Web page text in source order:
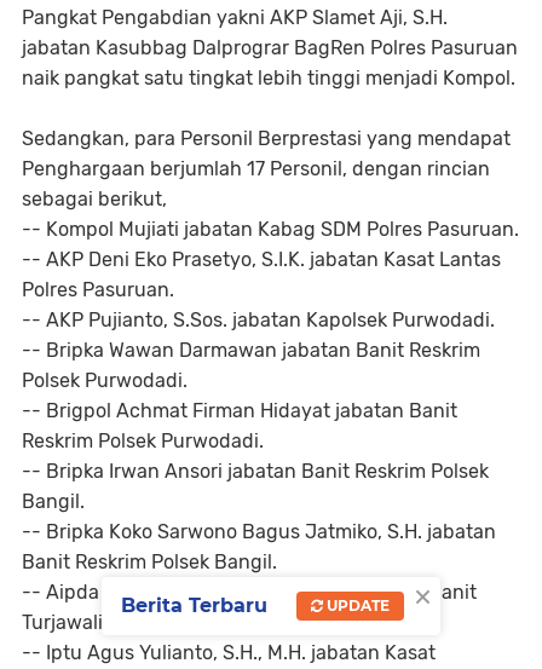
Pangkat Pengabdian yakni AKP Slamet Aji, S.H.
jabatan Kasubbag Dalprograr BagRen Polres Pasuruan
naik pangkat satu tingkat lebih tinggi menjadi Kompol.
Sedangkan, para Personil Berprestasi yang mendapat
Penghargaan berjumlah 17 Personil, dengan rincian
sebagai berikut,
-- Kompol Mujiati jabatan Kabag SDM Polres Pasuruan.
-- AKP Deni Eko Prasetyo, S.I.K. jabatan Kasat Lantas
Polres Pasuruan.
-- AKP Pujianto, S.Sos. jabatan Kapolsek Purwodadi.
-- Bripka Wawan Darmawan jabatan Banit Reskrim
Polsek Purwodadi.
-- Brigpol Achmat Firman Hidayat jabatan Banit
Reskrim Polsek Purwodadi.
-- Bripka Irwan Ansori jabatan Banit Reskrim Polsek
Bangil.
-- Bripka Koko Sarwono Bagus Jatmiko, S.H. jabatan
Banit Reskrim Polsek Bangil.
-- Aipda I Gusti Ngurah Eka Y.N, S.H. jabatan Banit
Turjawali Satlantas Polres Pasuruan.
-- Iptu Agus Yulianto, S.H., M.H. jabatan Kasat
×
Berita Terbaru UPDATE